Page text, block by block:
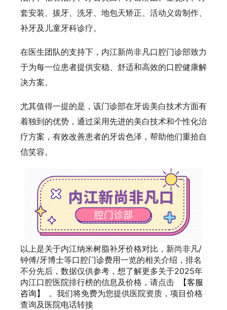
套安装、拔牙、洗牙、地包天矫正、活动义齿制作、
补牙及儿童牙科诊疗。
在医生团队的支持下，内江新尚非凡口腔门诊部致力
于为每一位患者提供安稳、舒适和高效的口腔健康解
决方案。
尤其值得一提的是，该门诊部在牙齿美白技术方面有
着独到的优势，通过采用先进的美白技术和个性化治
疗方案，有效改善患者的牙齿色泽，帮助他们重拾自
信笑容。
以上是关于内江纳米树脂补牙价格对比，新尚非凡/
钟傅/牙博士等口腔门诊费用一览的相关介绍，排名
不分先后，数据仅供参考，想了解更多关于2025年
内江口腔医院排行榜的信息及价格，请点击
【客服
咨询】
。我们将免费为您提供医院资质，项目价格
查询及医院电话转接